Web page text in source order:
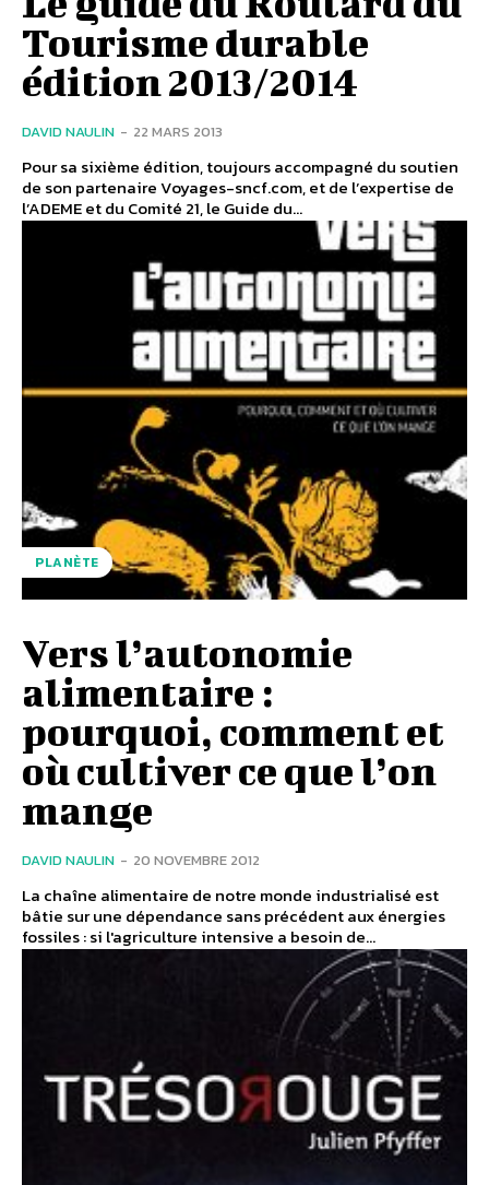
Tourisme durable
édition 2013/2014
DAVID NAULIN - 22 MARS 2013
Pour sa sixième édition, toujours accompagné du soutien
de son partenaire Voyages-sncf.com, et de l’expertise de
l’ADEME et du Comité 21, le Guide du...
PLANÈTE
Vers l’autonomie
alimentaire :
pourquoi, comment et
où cultiver ce que l’on
mange
DAVID NAULIN - 20 NOVEMBRE 2012
La chaîne alimentaire de notre monde industrialisé est
bâtie sur une dépendance sans précédent aux énergies
fossiles : si l'agriculture intensive a besoin de...